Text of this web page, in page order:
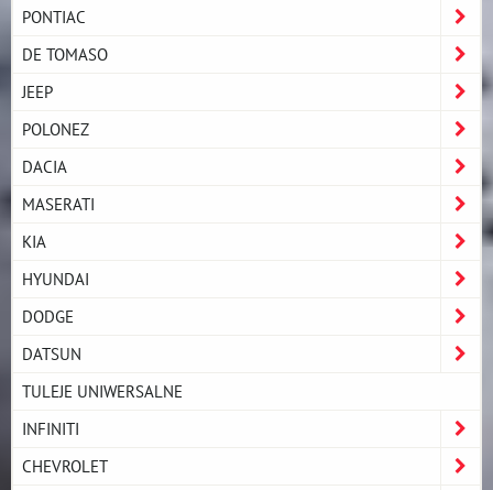
PONTIAC
DE TOMASO
JEEP
POLONEZ
DACIA
MASERATI
KIA
HYUNDAI
DODGE
DATSUN
TULEJE UNIWERSALNE
INFINITI
CHEVROLET